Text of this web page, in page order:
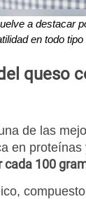
a destacar
en todo
queso
de las
en proteínas
cada 100